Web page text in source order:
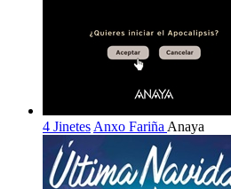
4 Jinetes Anxo Fariña Anaya